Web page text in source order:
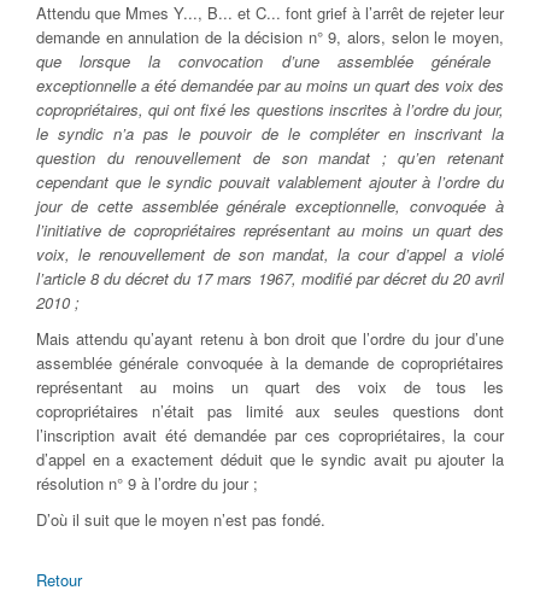
Attendu que Mmes Y..., B... et C... font grief à l’arrêt de rejeter leur
demande en annulation de la décision n° 9, alors, selon le moyen,
que lorsque la convocation d’une assemblée générale
exceptionnelle a été demandée par au moins un quart des voix des
copropriétaires, qui ont fixé les questions inscrites à l’ordre du jour,
le syndic n’a pas le pouvoir de le compléter en inscrivant la
question du renouvellement de son mandat ; qu’en retenant
cependant que le syndic pouvait valablement ajouter à l’ordre du
jour de cette assemblée générale exceptionnelle, convoquée à
l’initiative de copropriétaires représentant au moins un quart des
voix, le renouvellement de son mandat, la cour d’appel a violé
l’article 8 du décret du 17 mars 1967, modifié par décret du 20 avril
2010 ;
Mais attendu qu’ayant retenu à bon droit que l’ordre du jour d’une
assemblée générale convoquée à la demande de copropriétaires
représentant au moins un quart des voix de tous les
copropriétaires n’était pas limité aux seules questions dont
l’inscription avait été demandée par ces copropriétaires, la cour
d’appel en a exactement déduit que le syndic avait pu ajouter la
résolution n° 9 à l’ordre du jour ;
D’où il suit que le moyen n’est pas fondé.
Retour